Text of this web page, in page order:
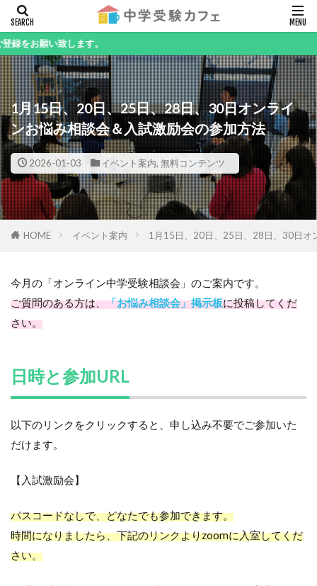
します。
1月15日、20日、25日、28日、30日オンライ
ンお悩み相談会＆入試激励会の参加方法
2026-01-03 イベント案内, 無料コンテンツ
HOME イベント案内 1月15日、20日、25日、28日、30日オ
今月の「オンライン中学受験相談会」のご案内です。
ご質問のある方は、「お悩み相談会」掲示板に投稿してくだ
さい。
日時と参加URL
以下のリンクをクリックすると、申し込み不要でご参加いた
だけます。
【入試激励会】
パスコードなしで、どなたでも参加できます。
時間になりましたら、下記のリンクよりzoomに入室してくだ
さい。
キーワード
カテゴリー
検索